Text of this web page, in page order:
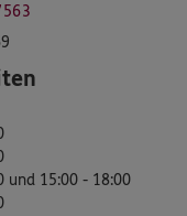
und 15:00 - 18:00